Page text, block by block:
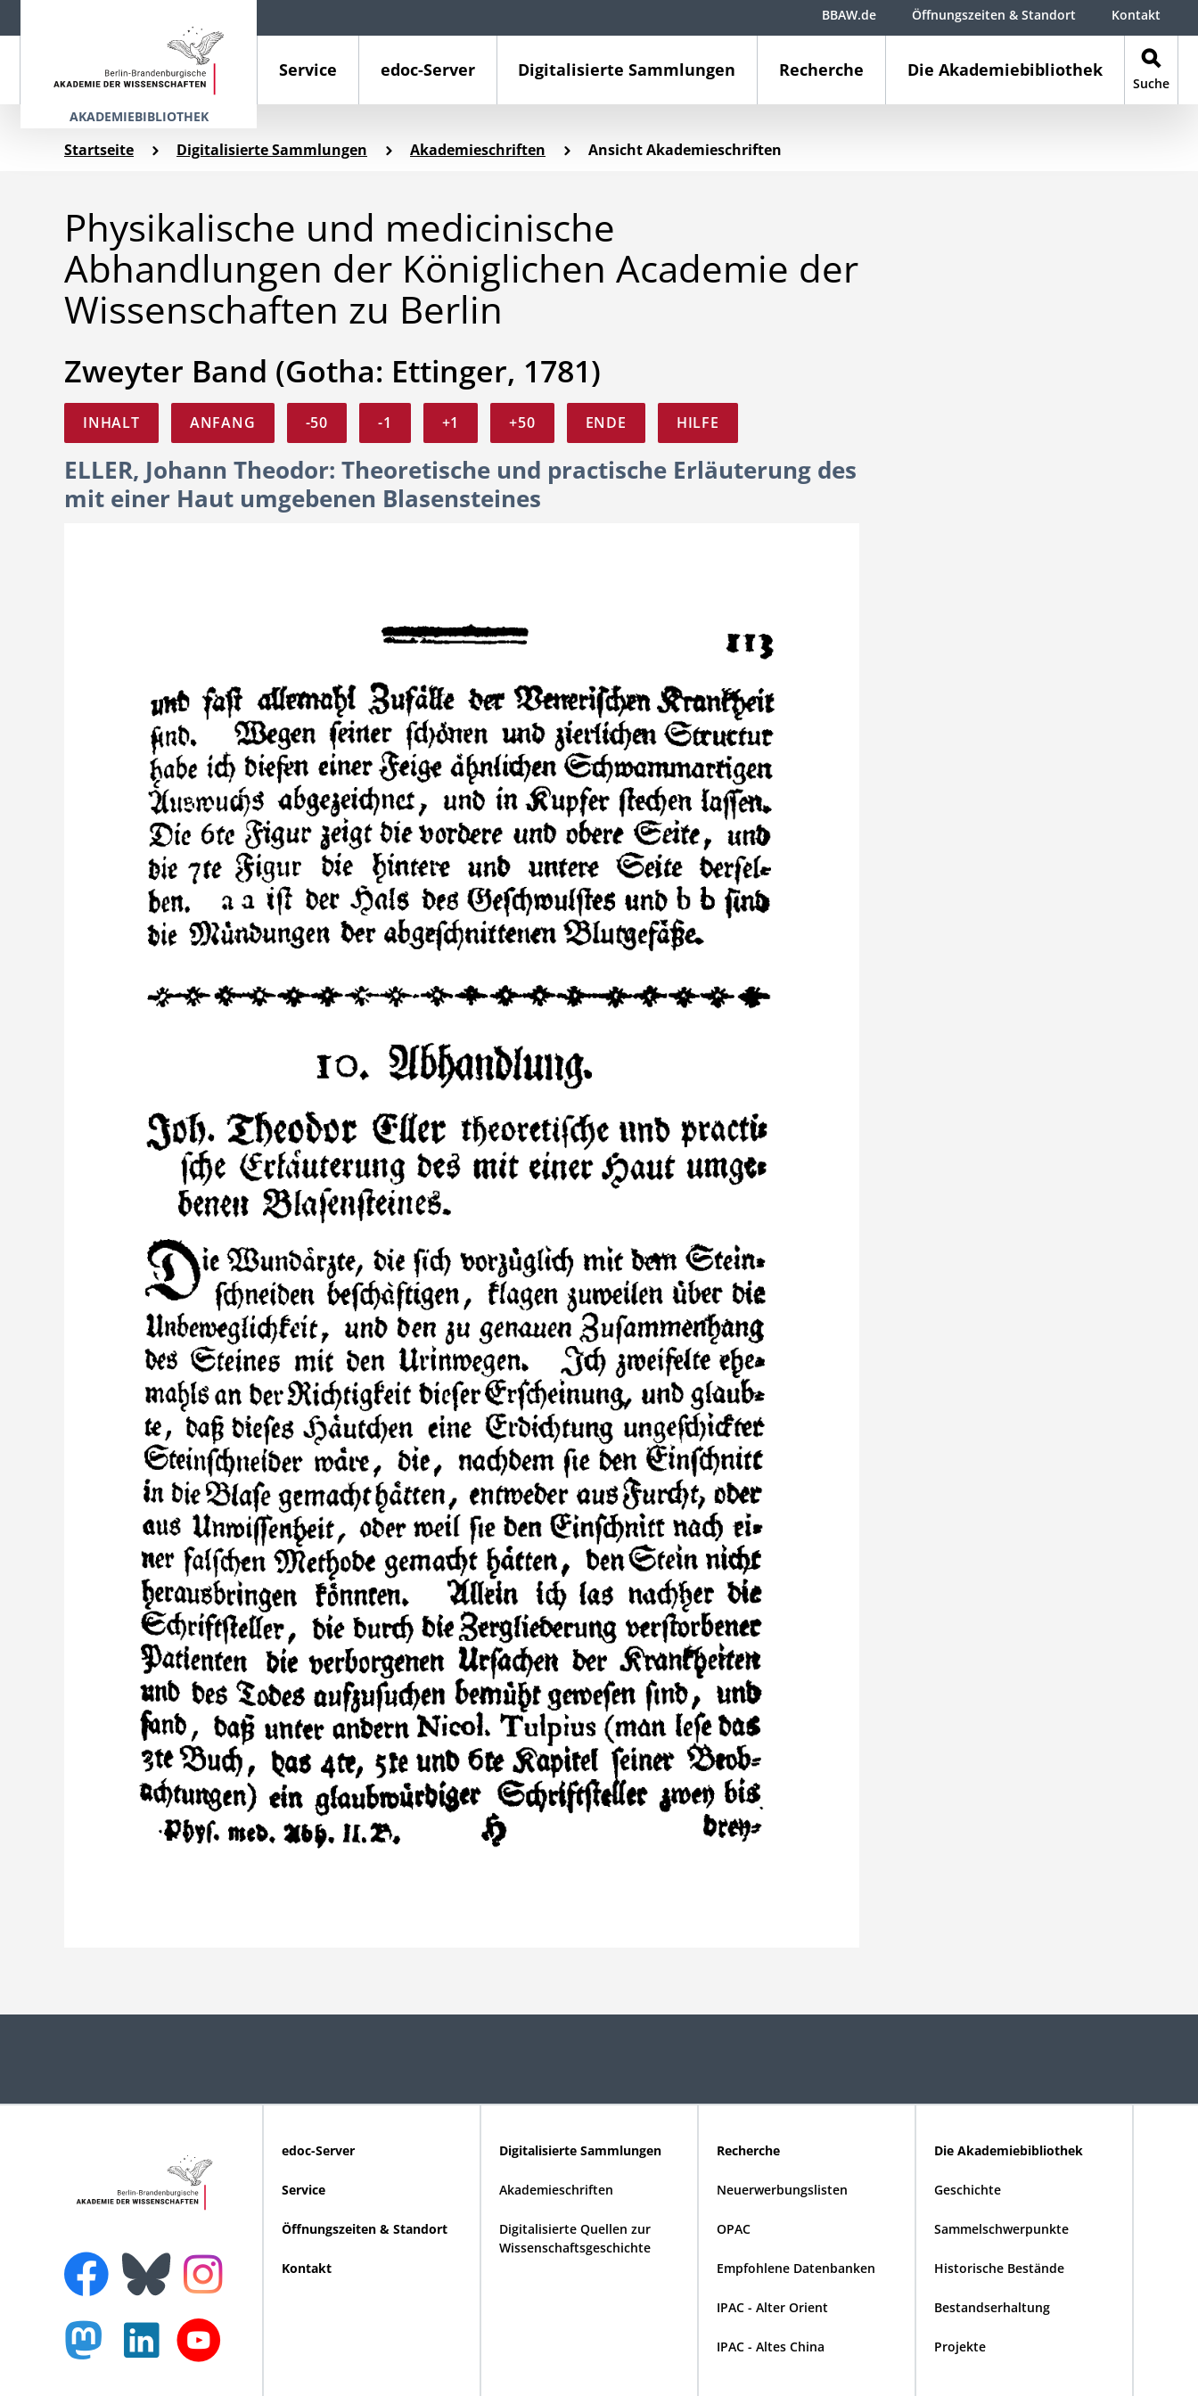
AKADEMIEBIBLIOTHEK
Service edoc-Server Digitalisierte Sammlungen Recherche Die Akademiebibliothek
Suche
BBAW.de Öffnungszeiten & Standort Kontakt
Startseite Digitalisierte Sammlungen Akademieschriften Ansicht Akademieschriften
Physikalische und medicinische
Abhandlungen der Königlichen Academie der
Wissenschaften zu Berlin
Zweyter Band (Gotha: Ettinger, 1781)
INHALT ANFANG -50 -1 +1 +50 ENDE HILFE
ELLER, Johann Theodor: Theoretische und practische Erläuterung des
mit einer Haut umgebenen Blasensteines
edoc-Server
Service
Öffnungszeiten & Standort
Kontakt
Digitalisierte Sammlungen
Akademieschriften
Digitalisierte Quellen zur
Wissenschaftsgeschichte
Recherche
Neuerwerbungslisten
OPAC
Empfohlene Datenbanken
IPAC - Alter Orient
IPAC - Altes China
Die Akademiebibliothek
Geschichte
Sammelschwerpunkte
Historische Bestände
Bestandserhaltung
Projekte